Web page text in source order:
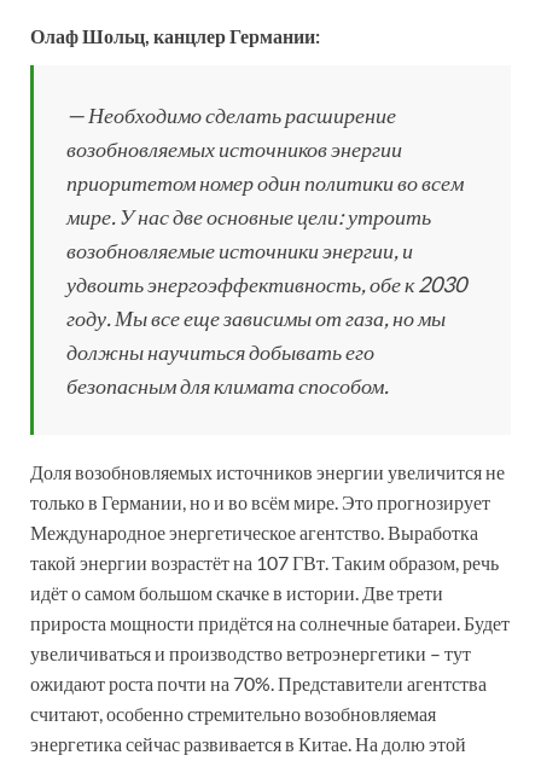
Олаф Шольц, канцлер Германии:
— Необходимо сделать расширение
возобновляемых источников энергии
приоритетом номер один политики во всем
мире. У нас две основные цели: утроить
возобновляемые источники энергии, и
удвоить энергоэффективность, обе к 2030
году. Мы все еще зависимы от газа, но мы
должны научиться добывать его
безопасным для климата способом.
Доля возобновляемых источников энергии увеличится не
только в Германии, но и во всём мире. Это прогнозирует
Международное энергетическое агентство. Выработка
такой энергии возрастёт на 107 ГВт. Таким образом, речь
идёт о самом большом скачке в истории. Две трети
прироста мощности придётся на солнечные батареи. Будет
увеличиваться и производство ветроэнергетики – тут
ожидают роста почти на 70%. Представители агентства
считают, особенно стремительно возобновляемая
энергетика сейчас развивается в Китае. На долю этой